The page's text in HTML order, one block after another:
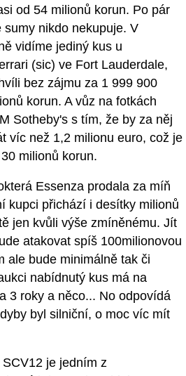
od 54 milionů korun. Po pár
sumy nikdo nekupuje. V
vidíme jediný kus u
(sic) ve Fort Lauderdale,
bez zájmu za 1 999 900
korun. A vůz na fotkách
Sotheby's s tím, že by za něj
víc než 1,2 milionu euro, což je
milionů korun.
Essenza prodala za míň
kupci přichází i desítky milionů
jen kvůli výše zmíněnému. Jít
atakovat spíš 100milionovou
ale bude minimálně tak či
nabídnutý kus má na
3 roky a něco... No odpovídá
byl silniční, o moc víc mít
je jedním z